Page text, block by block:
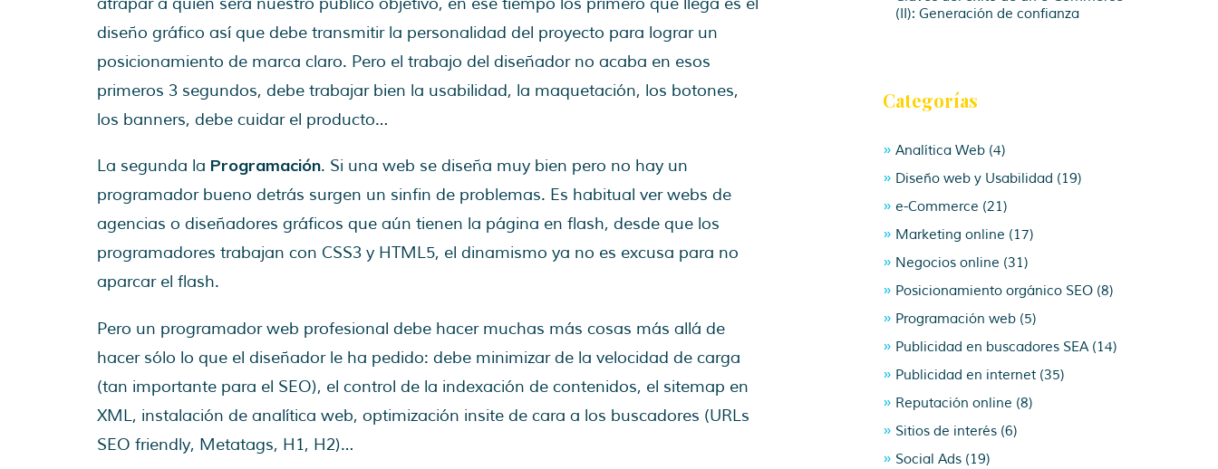
diseño gráfico así que debe transmitir la personalidad del proyecto para lograr un
posicionamiento de marca claro. Pero el trabajo del diseñador no acaba en esos
primeros 3 segundos, debe trabajar bien la usabilidad, la maquetación, los botones,
los banners, debe cuidar el producto…
La segunda la Programación. Si una web se diseña muy bien pero no hay un
programador bueno detrás surgen un sinfin de problemas. Es habitual ver webs de
agencias o diseñadores gráficos que aún tienen la página en flash, desde que los
programadores trabajan con CSS3 y HTML5, el dinamismo ya no es excusa para no
aparcar el flash.
Pero un programador web profesional debe hacer muchas más cosas más allá de
hacer sólo lo que el diseñador le ha pedido: debe minimizar de la velocidad de carga
(tan importante para el SEO), el control de la indexación de contenidos, el sitemap en
XML, instalación de analítica web, optimización insite de cara a los buscadores (URLs
SEO friendly, Metatags, H1, H2)…
(II): Generación de confianza
Categorías
Analítica Web (4)
Diseño web y Usabilidad (19)
e-Commerce (21)
Marketing online (17)
Negocios online (31)
Posicionamiento orgánico SEO (8)
Programación web (5)
Publicidad en buscadores SEA(14)
Publicidad en internet (35)
Reputación online (8)
Sitios de interés (6)
Social Ads (19)